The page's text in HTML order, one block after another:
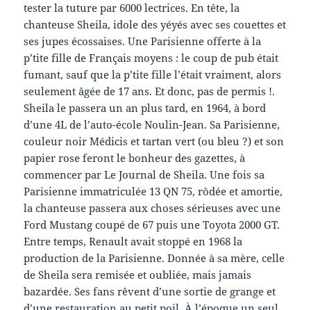
tester la tuture par 6000 lectrices. En tête, la
chanteuse Sheila, idole des yéyés avec ses couettes et
ses jupes écossaises. Une Parisienne offerte à la
p’tite fille de Français moyens : le coup de pub était
fumant, sauf que la p’tite fille l’était vraiment, alors
seulement âgée de 17 ans. Et donc, pas de permis !.
Sheila le passera un an plus tard, en 1964, à bord
d’une 4L de l’auto-école Noulin-Jean. Sa Parisienne,
couleur noir Médicis et tartan vert (ou bleu ?) et son
papier rose feront le bonheur des gazettes, à
commencer par Le Journal de Sheila. Une fois sa
Parisienne immatriculée 13 QN 75, rôdée et amortie,
la chanteuse passera aux choses sérieuses avec une
Ford Mustang coupé de 67 puis une Toyota 2000 GT.
Entre temps, Renault avait stoppé en 1968 la
production de la Parisienne. Donnée à sa mère, celle
de Sheila sera remisée et oubliée, mais jamais
bazardée. Ses fans rêvent d’une sortie de grange et